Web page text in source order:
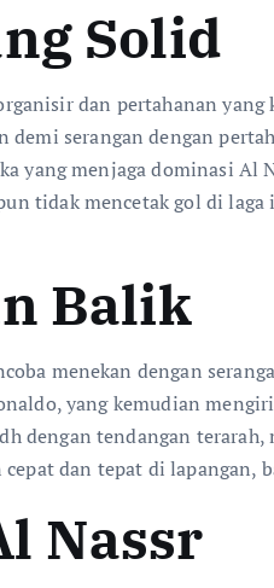
Solid
dan pertahanan yang
serangan dengan
yang menjaga dominasi Al
tidak mencetak gol di
Balik
menekan dengan
yang kemudian
dengan tendangan
dan tepat di lapangan,
Nassr